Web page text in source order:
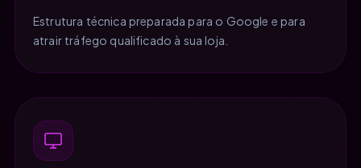
Estrutura técnica preparada para o Google e para
atrair tráfego qualificado à sua loja.